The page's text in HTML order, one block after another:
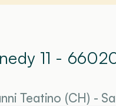
11 -
Teatino (CH) -